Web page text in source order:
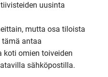
mutta osa tiloista
antaa
koti omien toiveiden
sähköpostilla.